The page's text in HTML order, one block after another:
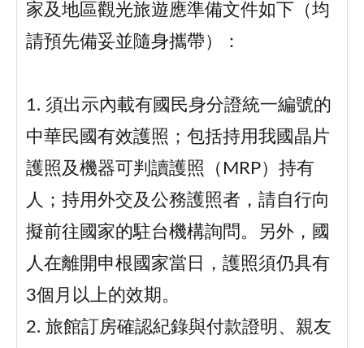
家及地區觀光旅遊應準備文件如下（均
請預先備妥並隨身攜帶）：
1. 須出示內載有國民身分證統一編號的
中華民國有效護照；包括持用我國晶片
護照及機器可判讀護照（MRP）持有
人；持用外交及公務護照者，請自行向
擬前往國家的駐台機構詢問。另外，國
人在離開申根國家當日，護照須仍具有
3個月以上的效期。
2. 旅館訂房確認紀錄與付款證明、親友